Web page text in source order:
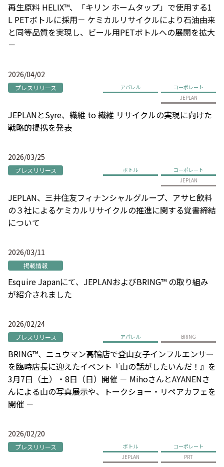
再生原料 HELIX™、「キリン ホームタップ」で使用する1
L PETボトルに採用－ ケミカルリサイクルにより石油由来
と同等品質を実現し、ビール用PETボトルへの展開を拡大
－
2026/04/02
プレスリリース アパレル
コーポレート
JEPLAN
JEPLANとSyre、繊維 to 繊維 リサイクルの実現に向けた
戦略的提携を発表
2026/03/25
プレスリリース ボトル
コーポレート
JEPLAN
JEPLAN、三井住友フィナンシャルグループ、アサヒ飲料
の３社によるケミカルリサイクルの推進に関する覚書締結
について
2026/03/11
掲載情報
Esquire Japanにて、JEPLANおよびBRING™ の取り組み
が紹介されました
2026/02/24
プレスリリース アパレル BRING
BRING™、ニュウマン高輪店で登山女子インフルエンサー
を臨時店長に迎えたイベント『山の話がしたいんだ！』を
3月7日（土）・8日（日）開催 － MihoさんとAYANENさ
んによる山の写真展示や、トークショー・リペアカフェを
開催 －
2026/02/20
プレスリリース ボトル
コーポレート
JEPLAN
PRT